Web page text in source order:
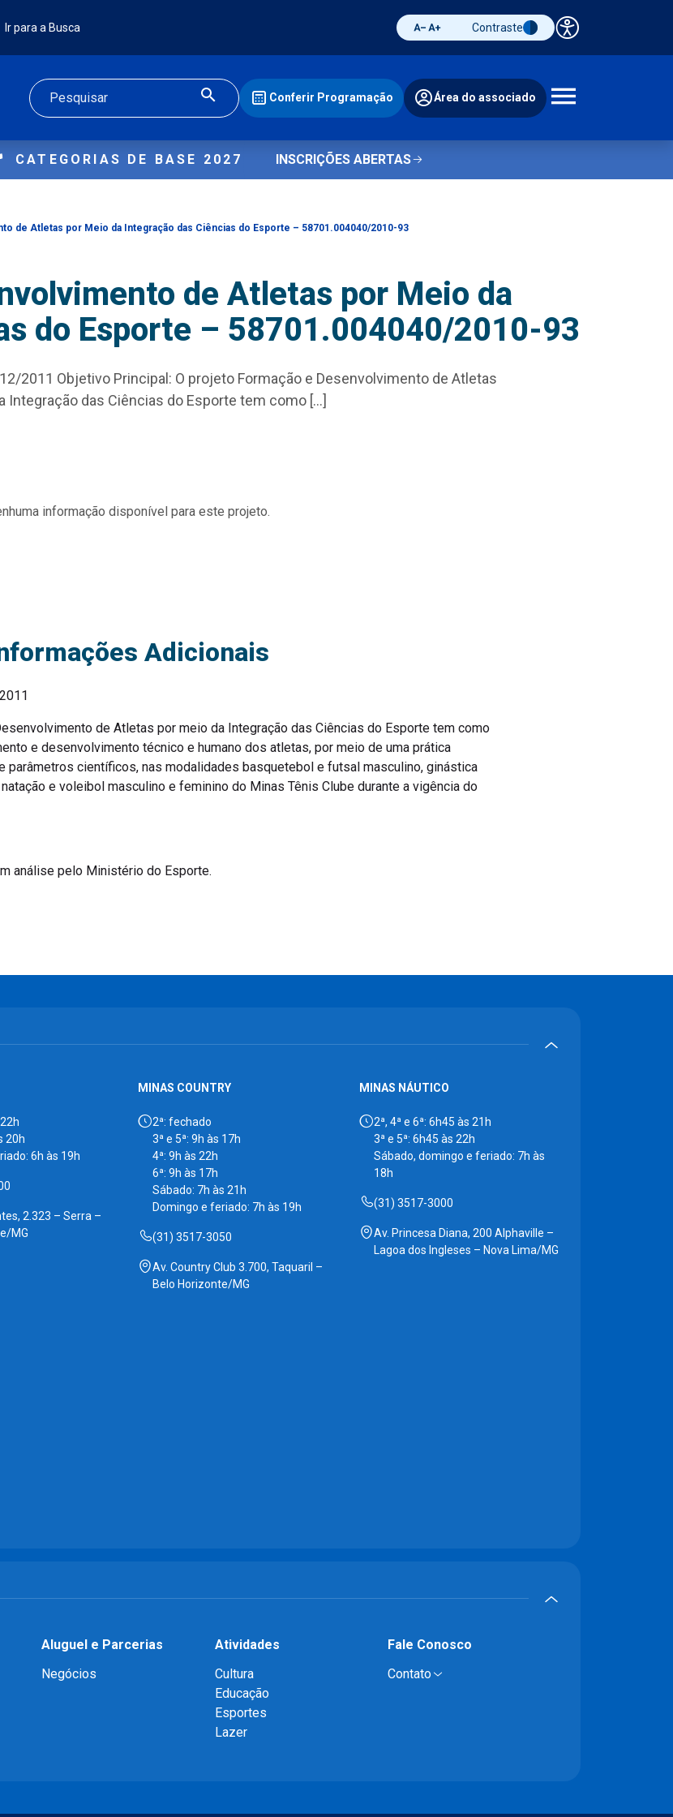
+ 3:
Ir para a Busca Diminuir fonte
Aumentar fonteAlternar contraste
Contraste Painel de
Buscar
Conferir Programação Área do associado
Abrir
CATEGORIAS DE BASE 2027 INSCRIÇÕES ABERTAS
de Atletas por Meio da Integração das Ciências do Esporte – 58701.004040/2010-93
de Atletas por Meio da
do Esporte – 58701.004040/2010-93
2011 Objetivo Principal: O projeto Formação e Desenvolvimento de Atletas
Integração das Ciências do Esporte tem como […]
informação disponível para este projeto.
Adicionais
de Atletas por meio da Integração das Ciências do Esporte tem como
e desenvolvimento técnico e humano dos atletas, por meio de uma prática
parâmetros científicos, nas modalidades basquetebol e futsal masculino, ginástica
e voleibol masculino e feminino do Minas Tênis Clube durante a vigência do
análise pelo Ministério do Esporte.
20h
6h às 19h
2.323 – Serra –
MG
MINAS COUNTRY
2ª: fechado
3ª e 5ª: 9h às 17h
4ª: 9h às 22h
6ª: 9h às 17h
Sábado: 7h às 21h
Domingo e feriado: 7h às 19h
(31) 3517-3050
Av. Country Club 3.700, Taquaril –
Belo Horizonte/MG
MINAS NÁUTICO
2ª, 4ª e 6ª: 6h45 às 21h
3ª e 5ª: 6h45 às 22h
Sábado, domingo e feriado: 7h às
18h
(31) 3517-3000
Av. Princesa Diana, 200 Alphaville –
Lagoa dos Ingleses – Nova Lima/MG
Aluguel e Parcerias
Negócios
Atividades
Cultura
Educação
Esportes
Lazer
Fale Conosco
Contato